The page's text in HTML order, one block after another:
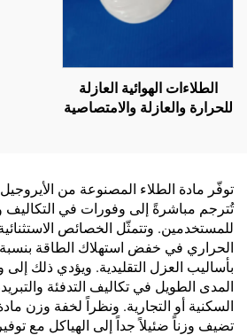
الطلاءات الهوائية العازلة
للحرارة والعازلة والامتصاصية
المشمسة، والجدران
الخارجية، والجدران الداخلية،
والجدران الفاصلة، وغرف
النوم، وقاعات الاجتماعات،
والفصل الدراسية، وقاعات
الكاريوكي (KTV)، والمرائب
تحت الأرض، وقاعات السينما
المنزلية تحت الأرض، والأنفاق
توفّر مادة الطلاء المصنوعة من
تُترجم مباشرةً إلى وفورات في التكاليف
للمستخدمين. وتتمثّل الخصائص
بأساليب العزل التقليدية. ويؤدي ذلك
المدى الطويل في تكاليف التدفئة
السكنية أو التجارية. ونظراً لخفة وزن
تضيف وزناً ضئيلاً جداً إلى الهياكل مع